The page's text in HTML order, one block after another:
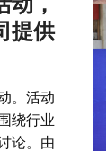
提供
。活动
绕行业
论。由